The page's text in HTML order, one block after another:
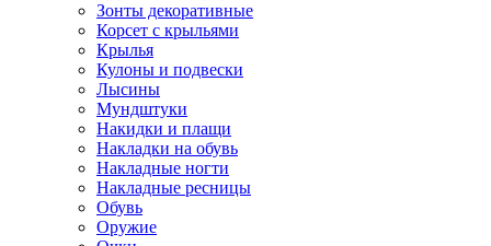
Зонты декоративные
Корсет с крыльями
Крылья
Кулоны и подвески
Лысины
Мундштуки
Накидки и плащи
Накладки на обувь
Накладные ногти
Накладные ресницы
Обувь
Оружие